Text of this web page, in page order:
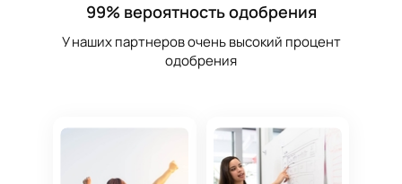
99% вероятность одобрения
У наших партнеров очень высокий процент
одобрения